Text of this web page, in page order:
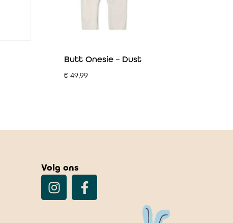
Butt Onesie – Dust
€ 49,99
Volg ons